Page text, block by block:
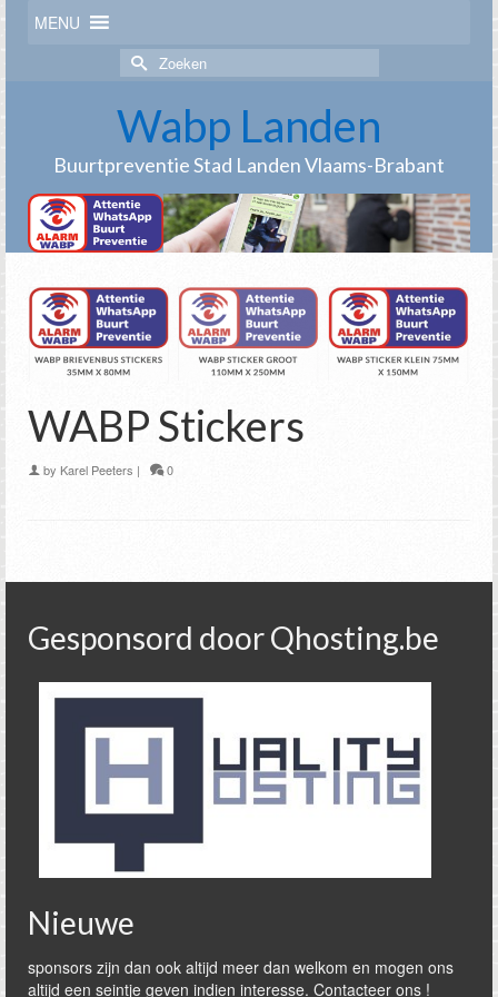
MENU
Zoek
naar:
Wabp Landen
Buurtpreventie Stad Landen Vlaams-Brabant
WABP Stickers
by Karel Peeters | 0
Gesponsord door Qhosting.be
Nieuwe
sponsors zijn dan ook altijd meer dan welkom en mogen ons
altijd een seintje geven indien interesse. Contacteer ons !